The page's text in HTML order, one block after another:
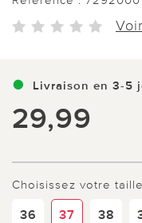
Livraison en 3-5
29,99
Choisissez votre taille
36 37 38